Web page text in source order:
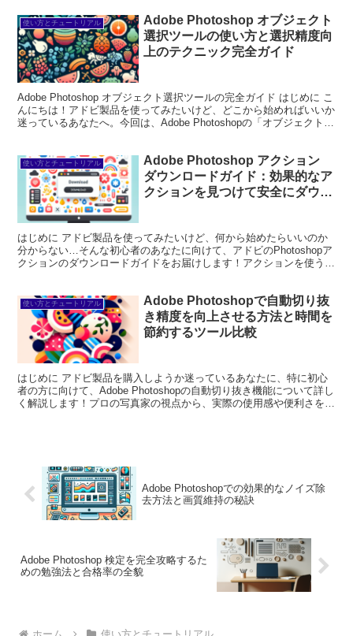
使い方とチュートリアル
Adobe Photoshop オブジェクト
選択ツールの使い方と選択精度向
上のテクニック完全ガイド
Adobe Photoshop オブジェクト選択ツールの完全ガイド はじめに こ
んにちは！アドビ製品を使ってみたいけど、どこから始めればいいか
迷っているあなたへ。今回は、Adobe Photoshopの「オブジェクト選
使い方とチュートリアル
Adobe Photoshop アクション
ダウンロードガイド：効果的なア
クションを見つけて安全にダウン
はじめに アドビ製品を使ってみたいけど、何から始めたらいいのか
分からない…そんな初心者のあなたに向けて、アドビのPhotoshopア
クションのダウンロードガイドをお届けします！アクションを使うこ
使い方とチュートリアル
Adobe Photoshopで自動切り抜
き精度を向上させる方法と時間を
節約するツール比較
はじめに アドビ製品を購入しようか迷っているあなたに、特に初心
者の方に向けて、Adobe Photoshopの自動切り抜き機能について詳し
く解説します！プロの写真家の視点から、実際の使用感や便利さをお
Adobe Photoshopでの効果的なノイズ除
去方法と画質維持の秘訣
Adobe Photoshop 検定を完全攻略するた
めの勉強法と合格率の全貌